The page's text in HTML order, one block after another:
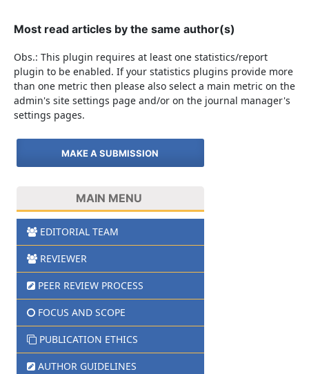
Most read articles by the same author(s)
Obs.: This plugin requires at least one statistics/report
plugin to be enabled. If your statistics plugins provide more
than one metric then please also select a main metric on the
admin's site settings page and/or on the journal manager's
settings pages.
MAKE A SUBMISSION
MAIN MENU
EDITORIAL TEAM
REVIEWER
PEER REVIEW PROCESS
FOCUS AND SCOPE
PUBLICATION ETHICS
AUTHOR GUIDELINES